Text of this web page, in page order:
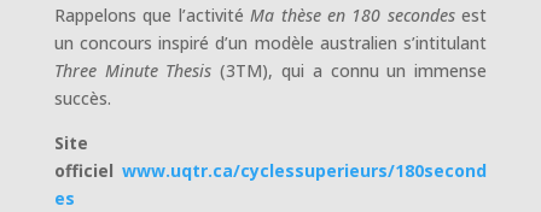
Rappelons que l’activitéMa thèse en 180 secondesest
un concours inspiré d’un modèle australien s’intitulant
Three Minute Thesis (3TM), qui a connu un immense
succès.
Site
officiel www.uqtr.ca/cyclessuperieurs/180second
es